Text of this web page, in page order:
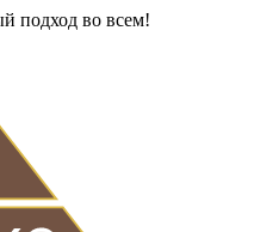
подход во всем!